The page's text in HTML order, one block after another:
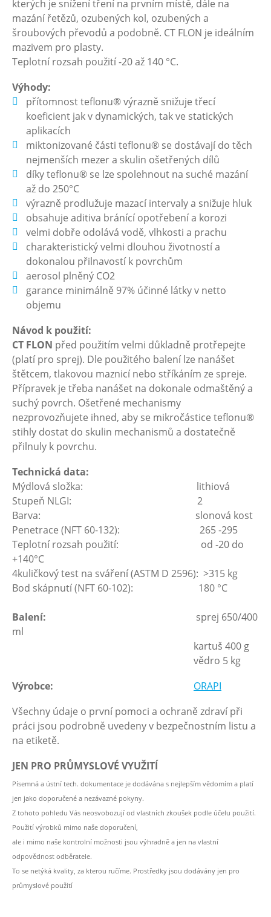
kterých je snížení tření na prvním místě, dále na
mazání řetězů, ozubených kol, ozubených a
šroubových převodů a podobně. CT FLON je ideálním
mazivem pro plasty.
Teplotní rozsah použití -20 až 140 °C.
Výhody:
přítomnost teflonu® výrazně snižuje třecí
koeficient jak v dynamických, tak ve statických
aplikacích
miktonizované části teflonu® se dostávají do těch
nejmenších mezer a skulin ošetřených dílů
díky teflonu® se lze spolehnout na suché mazání
až do 250°C
výrazně prodlužuje mazací intervaly a snižuje hluk
obsahuje aditiva bránící opotřebení a korozi
velmi dobře odolává vodě, vlhkosti a prachu
charakteristický velmi dlouhou životností a
dokonalou přilnavostí k povrchům
aerosol plněný CO2
garance minimálně 97% účinné látky v netto
objemu
Návod k použití:
CT FLON před použitím velmi důkladně protřepejte
(platí pro sprej). Dle použitého balení lze nanášet
štětcem, tlakovou maznicí nebo stříkáním ze spreje.
Přípravek je třeba nanášet na dokonale odmaštěný a
suchý povrch. Ošetřené mechanismy
nezprovozňujete ihned, aby se mikročástice teflonu®
stihly dostat do skulin mechanismů a dostatečně
přilnuly k povrchu.
Technická data:
Mýdlová složka: lithiová
Stupeň NLGI: 2
Barva: slonová kost
Penetrace (NFT 60-132): 265 -295
Teplotní rozsah použití: od -20 do
+140°C
4kuličkový test na sváření (ASTM D 2596): >315 kg
Bod skápnutí (NFT 60-102): 180 °C
Balení: sprej 650/400
ml
kartuš 400 g
vědro 5 kg
Výrobce:
ORAPI
Všechny údaje o první pomoci a ochraně zdraví při
práci jsou podrobně uvedeny v bezpečnostním listu a
na etiketě.
JEN PRO PRŮMYSLOVÉ VYUŽITÍ
Písemná a ústní tech. dokumentace je dodávána s nejlepším vědomím a platí
jen jako doporučené a nezávazné pokyny.
Z tohoto pohledu Vás neosvobozují od vlastních zkoušek podle účelu použití.
Použití výrobků mimo naše doporučení,
ale i mimo naše kontrolní možnosti jsou výhradně a jen na vlastní
odpovědnost odběratele.
To se netýká kvality, za kterou ručíme. Prostředky jsou dodávány jen pro
průmyslové použití